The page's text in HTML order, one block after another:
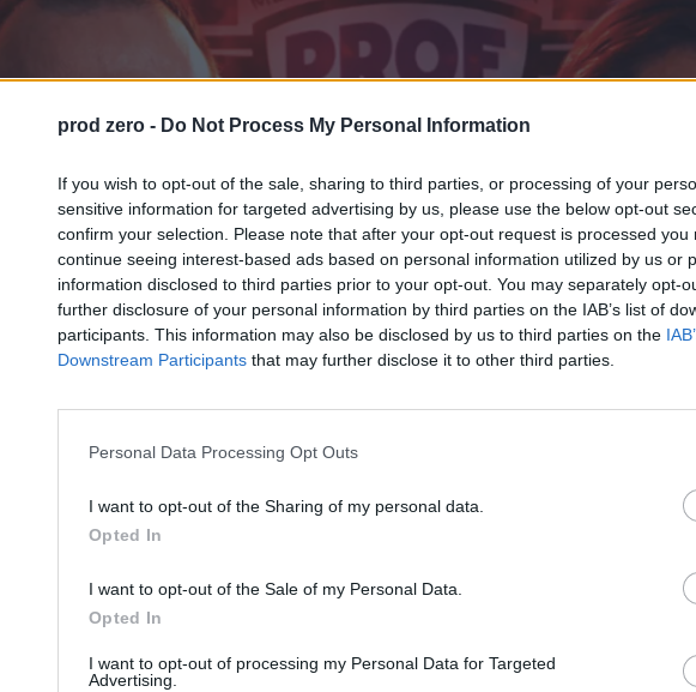
prod zero - Do Not Process My Personal Information
If you wish to opt-out of the sale, sharing to third parties, or processing of your
sensitive information for targeted advertising by us, please use the below opt-out
confirm your selection. Please note that after your opt-out request is processed you
continue seeing interest-based ads based on personal information utilized by us or
information disclosed to third parties prior to your opt-out. You may separately opt-
further disclosure of your personal information by third parties on the IAB’s list of
participants. This information may also be disclosed by us to third parties on the
Downstream Participants that may further disclose it to other third parties.
Personal Data Processing Opt Outs
I want to opt-out of the Sharing of my personal data.
Opted In
I want to opt-out of the Sale of my Personal Data.
Opted In
I want to opt-out of processing my Personal Data for Targeted
Advertising.